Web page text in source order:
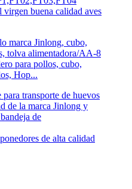
virgen buena calidad aves
para pollos, cubo,
Hop...
de alta calidad